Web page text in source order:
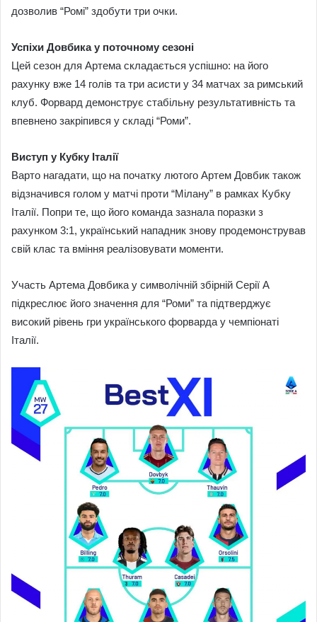
дозволив “Ромі” здобути три очки.
Успіхи Довбика у поточному сезоні
Цей сезон для Артема складається успішно: на його
рахунку вже 14 голів та три асисти у 34 матчах за римський
клуб. Форвард демонструє стабільну результативність та
впевнено закріпився у складі “Роми”.
Виступ у Кубку Італії
Варто нагадати, що на початку лютого Артем Довбик також
відзначився голом у матчі проти “Мілану” в рамках Кубку
Італії. Попри те, що його команда зазнала поразки з
рахунком 3:1, український нападник знову продемонстрував
свій клас та вміння реалізовувати моменти.
Участь Артема Довбика у символічній збірній Серії А
підкреслює його значення для “Роми” та підтверджує
високий рівень гри українського форварда у чемпіонаті
Італії.